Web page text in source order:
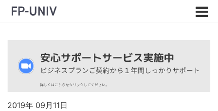
2019年 09月11日